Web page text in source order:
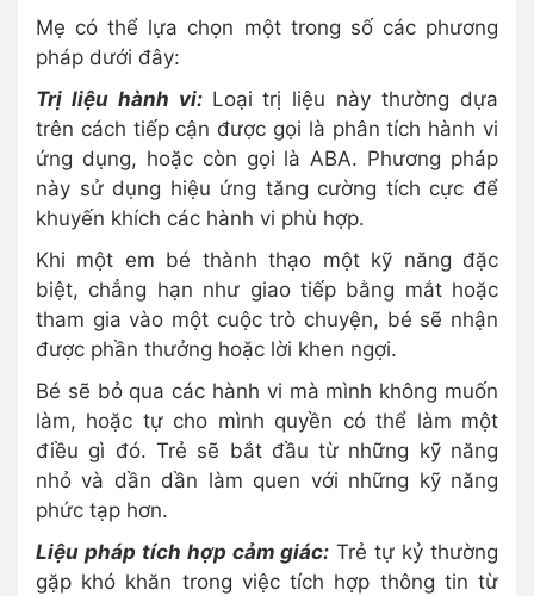
Mẹ có thể lựa chọn một trong số các phương
pháp dưới đây:
Trị liệu hành vi: Loại trị liệu này thường dựa
trên cách tiếp cận được gọi là phân tích hành vi
ứng dụng, hoặc còn gọi là ABA. Phương pháp
này sử dụng hiệu ứng tăng cường tích cực để
khuyến khích các hành vi phù hợp.
Khi một em bé thành thạo một kỹ năng đặc
biệt, chẳng hạn như giao tiếp bằng mắt hoặc
tham gia vào một cuộc trò chuyện, bé sẽ nhận
được phần thưởng hoặc lời khen ngợi.
Bé sẽ bỏ qua các hành vi mà mình không muốn
làm, hoặc tự cho mình quyền có thể làm một
điều gì đó. Trẻ sẽ bắt đầu từ những kỹ năng
nhỏ và dần dần làm quen với những kỹ năng
phức tạp hơn.
Liệu pháp tích hợp cảm giác: Trẻ tự kỷ thường
gặp khó khăn trong việc tích hợp thông tin từ